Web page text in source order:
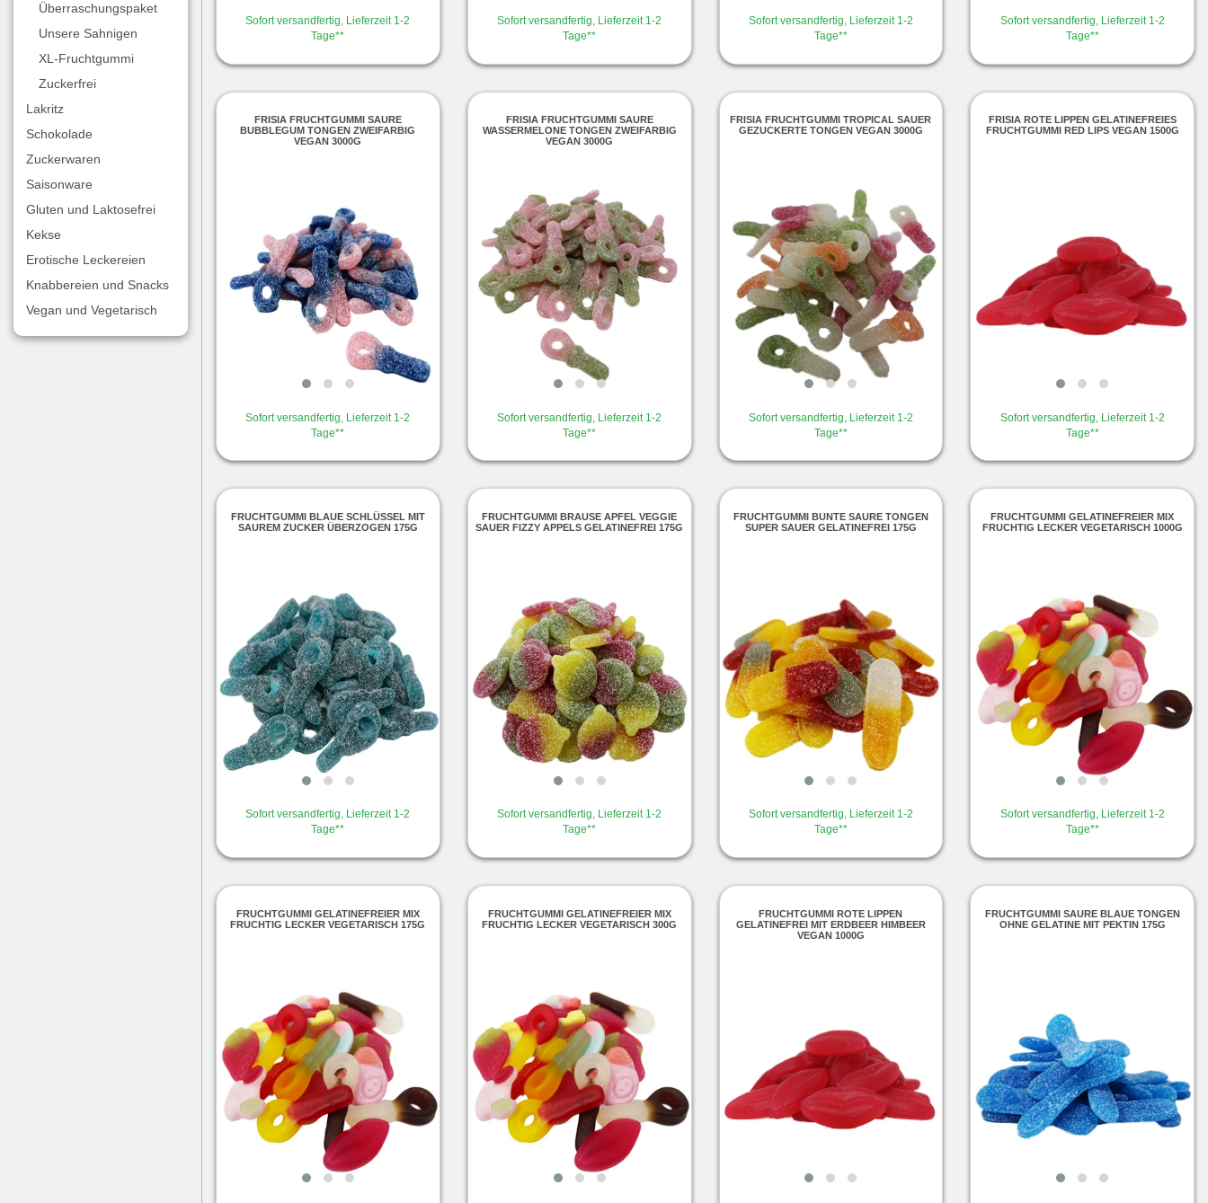
Überraschungspaket
Unsere Sahnigen
XL-Fruchtgummi
Zuckerfrei
Lakritz
Schokolade
Zuckerwaren
Saisonware
Gluten und Laktosefrei
Kekse
Erotische Leckereien
Knabbereien und Snacks
Vegan und Vegetarisch
Sofort versandfertig, Lieferzeit 1-2
Tage**
Sofort versandfertig, Lieferzeit 1-2
Tage**
Sofort versandfertig, Lieferzeit 1-2
Tage**
Sofort versandfertig, Lieferzeit 1-2
Tage**
FRISIA FRUCHTGUMMI SAURE
BUBBLEGUM TONGEN ZWEIFARBIG
VEGAN 3000G
Sofort versandfertig, Lieferzeit 1-2
Tage**
FRISIA FRUCHTGUMMI SAURE
WASSERMELONE TONGEN ZWEIFARBIG
VEGAN 3000G
Sofort versandfertig, Lieferzeit 1-2
Tage**
FRISIA FRUCHTGUMMI TROPICAL SAUER
GEZUCKERTE TONGEN VEGAN 3000G
Sofort versandfertig, Lieferzeit 1-2
Tage**
FRISIA ROTE LIPPEN GELATINEFREIES
FRUCHTGUMMI RED LIPS VEGAN 1500G
Sofort versandfertig, Lieferzeit 1-2
Tage**
FRUCHTGUMMI BLAUE SCHLÜSSEL MIT
SAUREM ZUCKER ÜBERZOGEN 175G
Sofort versandfertig, Lieferzeit 1-2
Tage**
FRUCHTGUMMI BRAUSE APFEL VEGGIE
SAUER FIZZY APPELS GELATINEFREI 175G
Sofort versandfertig, Lieferzeit 1-2
Tage**
FRUCHTGUMMI BUNTE SAURE TONGEN
SUPER SAUER GELATINEFREI 175G
Sofort versandfertig, Lieferzeit 1-2
Tage**
FRUCHTGUMMI GELATINEFREIER MIX
FRUCHTIG LECKER VEGETARISCH 1000G
Sofort versandfertig, Lieferzeit 1-2
Tage**
FRUCHTGUMMI GELATINEFREIER MIX
FRUCHTIG LECKER VEGETARISCH 175G
FRUCHTGUMMI GELATINEFREIER MIX
FRUCHTIG LECKER VEGETARISCH 300G
FRUCHTGUMMI ROTE LIPPEN
GELATINEFREI MIT ERDBEER HIMBEER
VEGAN 1000G
FRUCHTGUMMI SAURE BLAUE TONGEN
OHNE GELATINE MIT PEKTIN 175G